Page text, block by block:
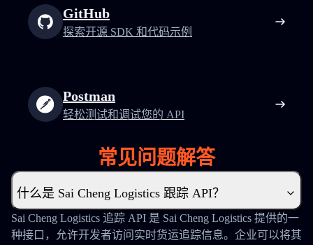
GitHub
探索开源 SDK 和代码示例
Postman
轻松测试和调试您的 API
常见问题解答
什么是 Sai Cheng Logistics 跟踪 API？
Sai Cheng Logistics 追踪 API 是 Sai Cheng Logistics 提供的一
种接口，允许开发者访问实时货运追踪信息。企业可以将其